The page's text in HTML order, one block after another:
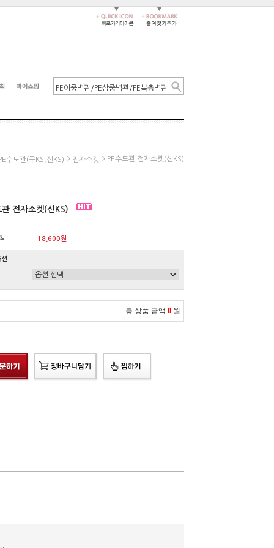
수도관(구KS,신KS) > 전자소켓 > PE수도관 전자소켓(신KS)
관 전자소켓(신KS)
18,600원
션
총 상품 금액 0 원